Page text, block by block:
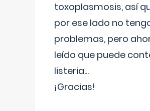
toxoplasmosis, así
por ese lado no
problemas, pero
leído que puede
listeria...
¡Gracias!